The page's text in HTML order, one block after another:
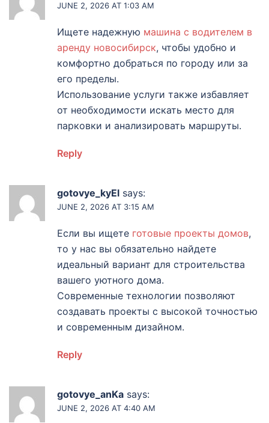
JUNE 2, 2026 AT 1:03 AM
Ищете надежную машина с водителем в
аренду новосибирск, чтобы удобно и
комфортно добраться по городу или за
его пределы.
Использование услуги также избавляет
от необходимости искать место для
парковки и анализировать маршруты.
Reply
gotovye_kyEl says:
JUNE 2, 2026 AT 3:15 AM
Если вы ищете готовые проекты домов,
то у нас вы обязательно найдете
идеальный вариант для строительства
вашего уютного дома.
Современные технологии позволяют
создавать проекты с высокой точностью
и современным дизайном.
Reply
gotovye_anKa says:
JUNE 2, 2026 AT 4:40 AM